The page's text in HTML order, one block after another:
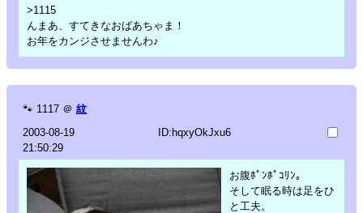
>1115
んまあ、すてきなおばあちゃま！
お年をカンジさせませんわ♪
🐾 1117 ＠ 紋
2003-08-19
21:50:29
ID:hqxyOkJxu6
お腹ﾎﾟﾝﾎﾟｺﾘﾝ。
そして眠る時は足をひ
と工夫。